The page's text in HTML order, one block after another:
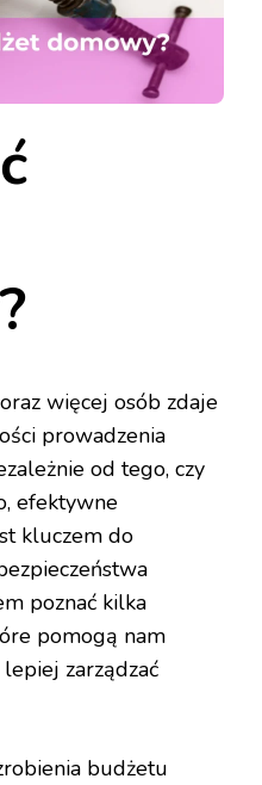
więcej osób zdaje
prowadzenia
od tego, czy
efektywne
kluczem do
poznać kilka
pomogą nam
zarządzać
budżetu